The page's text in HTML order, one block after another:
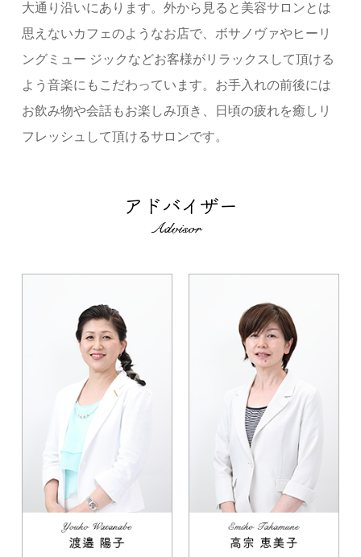
大通り沿いにあります。外から見ると美容サロンとは
思えないカフェのようなお店で、ボサノヴァやヒーリ
ングミュー ジックなどお客様がリラックスして頂ける
よう音楽にもこだわっています。お手入れの前後には
お飲み物や会話もお楽しみ頂き、日頃の疲れを癒しリ
フレッシュして頂けるサロンです。